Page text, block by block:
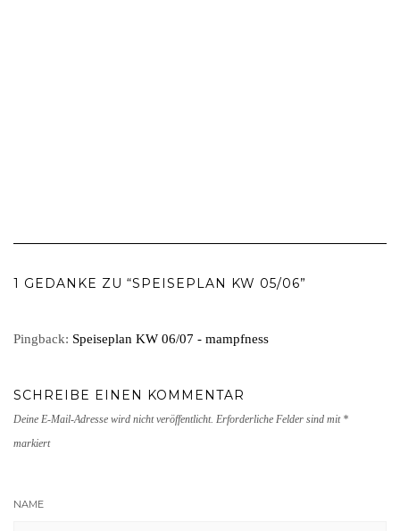
1 GEDANKE ZU “SPEISEPLAN KW 05/06”
Pingback: Speiseplan KW 06/07 - mampfness
SCHREIBE EINEN KOMMENTAR
Deine E-Mail-Adresse wird nicht veröffentlicht. Erforderliche Felder sind mit *
markiert
NAME